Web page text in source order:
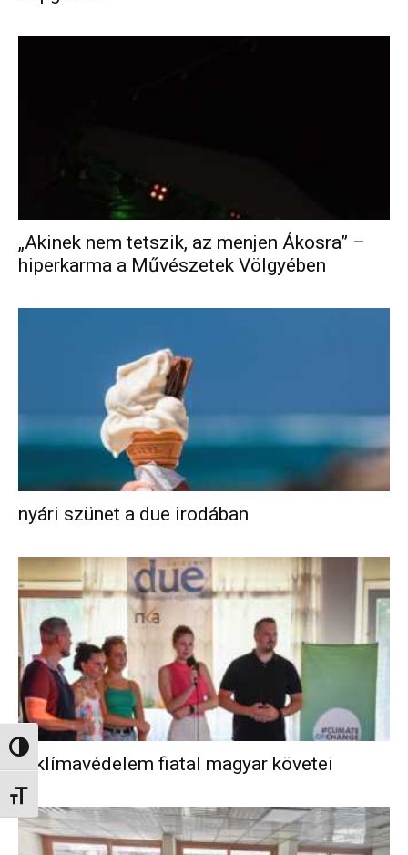
Nagy kontraszt váltása
Betűméret váltása
„Akinek nem tetszik, az menjen Ákosra” –
hiperkarma a Művészetek Völgyében
nyári szünet a due irodában
A klímavédelem fiatal magyar követei